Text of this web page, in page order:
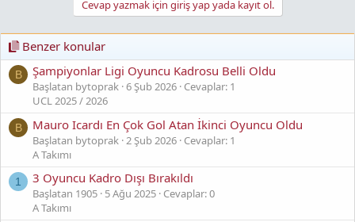
ı
K
p
y
a
Cevap yazmak için giriş yap yada kayıt ol.
Benzer konular
B Şampiyonlar Ligi Oyuncu Kadrosu Belli Oldu
Başlatan bytoprak 6 Şub 2026 Cevaplar: 1
UCL 2025 / 2026
B Mauro Icardı En Çok Gol Atan İkinci Oyuncu Oldu
Başlatan bytoprak 2 Şub 2026 Cevaplar: 1
A Takımı
1 3 Oyuncu Kadro Dışı Bırakıldı
Başlatan 1905 5 Ağu 2025 Cevaplar: 0
A Takımı